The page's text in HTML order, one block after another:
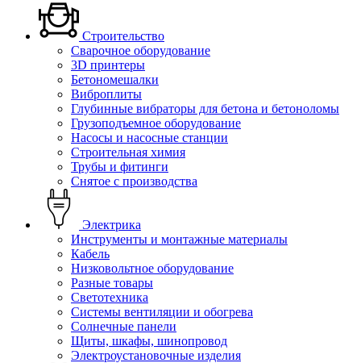
Строительство
Сварочное оборудование
3D принтеры
Бетономешалки
Виброплиты
Глубинные вибраторы для бетона и бетоноломы
Грузоподъемное оборудование
Насосы и насосные станции
Строительная химия
Трубы и фитинги
Снятое с производства
Электрика
Инструменты и монтажные материалы
Кабель
Низковольтное оборудование
Разные товары
Светотехника
Системы вентиляции и обогрева
Солнечные панели
Щиты, шкафы, шинопровод
Электроустановочные изделия